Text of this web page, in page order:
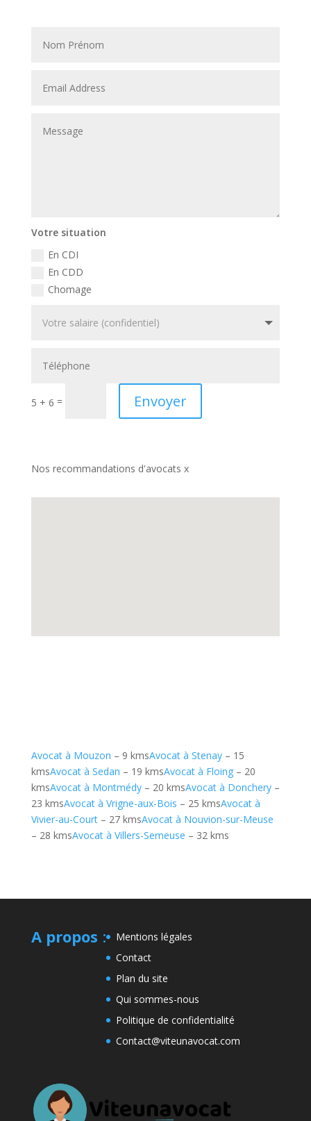
Votre situation
En CDI
En CDD
Chomage
5 + 6 = Envoyer
Nos recommandations d'avocats x
Avocat à Mouzon – 9 kmsAvocat à Stenay– 15
kmsAvocat à Sedan – 19 kmsAvocat à Floing– 20
kmsAvocat à Montmédy– 20 kmsAvocat à Donchery–
23 kmsAvocat à Vrigne-aux-Bois – 25 kmsAvocat à
Vivier-au-Court– 27 kmsAvocat à Nouvion-sur-Meuse
– 28 kmsAvocat à Villers-Semeuse – 32 kms
A propos :
Mentions légales
Contact
Plan du site
Qui sommes-nous
Politique de confidentialité
Contact@viteunavocat.com